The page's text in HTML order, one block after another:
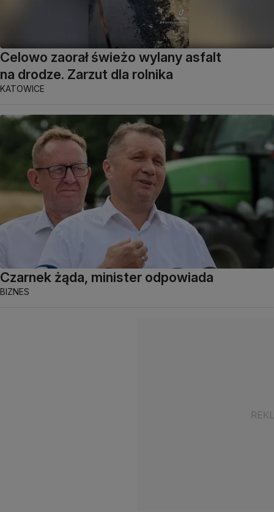
Celowo zaorał świeżo wylany asfalt
na drodze. Zarzut dla rolnika
KATOWICE
Czarnek żąda, minister odpowiada
BIZNES